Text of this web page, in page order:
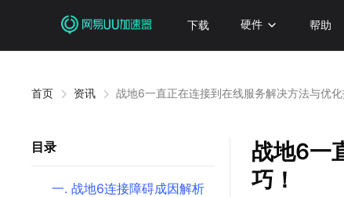
下载 硬件 帮助
首页 资讯 战地6一直正在连接到在线服务解决方法与优化
目录
一. 战地6连接障碍成因解析
战地6一
巧！